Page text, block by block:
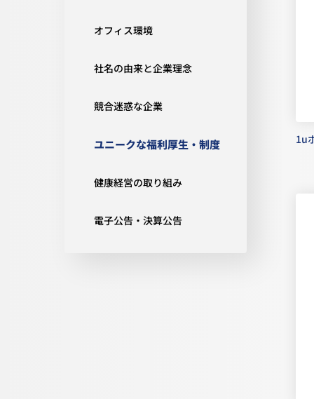
オフィス環境
社名の由来と企業理念
競合迷惑な企業
ユニークな福利厚生・制度
健康経営の取り組み
電子公告・決算公告
1u